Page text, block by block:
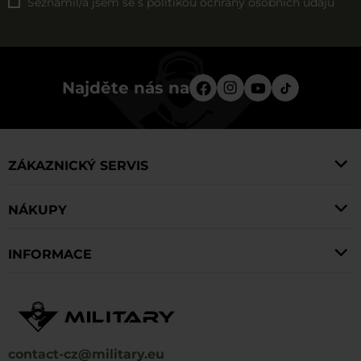
Najděte nás na
contact-cz@military.eu
ZÁKAZNICKÝ SERVIS
NÁKUPY
INFORMACE